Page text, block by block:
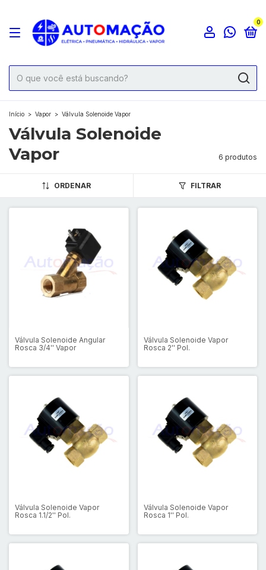
0
Início > Vapor > Válvula Solenoide Vapor
Válvula Solenoide
Vapor
6 produtos
ORDENAR FILTRAR
Válvula Solenoide Angular
Rosca 3/4'' Vapor
Válvula Solenoide Vapor
Rosca 2'' Pol.
Válvula Solenoide Vapor
Rosca 1.1/2'' Pol.
Válvula Solenoide Vapor
Rosca 1'' Pol.